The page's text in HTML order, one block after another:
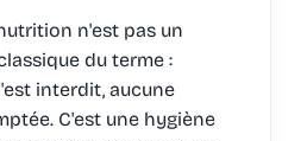
n'est pas un
du terme :
interdit, aucune
C'est une hygiène